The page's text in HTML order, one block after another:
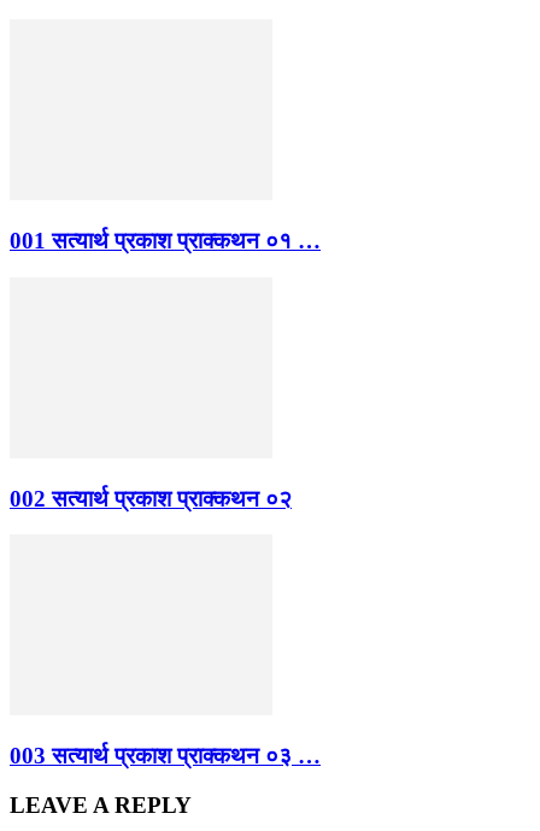
001 सत्यार्थ प्रकाश प्राक्कथन ०१ …
002 सत्यार्थ प्रकाश प्राक्कथन ०२
003 सत्यार्थ प्रकाश प्राक्कथन ०३ …
LEAVE A REPLY